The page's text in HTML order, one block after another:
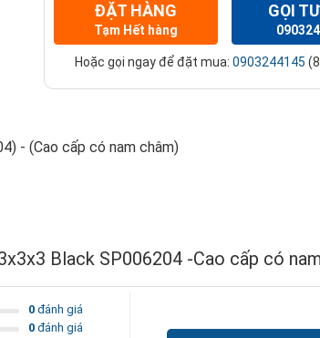
ĐẶT HÀNG
Tạm Hết hàng
GỌI
Hoặc gọi ngay để đặt mua: 0903244145
- (Cao cấp có nam châm)
Black SP006204 -Cao cấp có
0đánh giá
0đánh giá